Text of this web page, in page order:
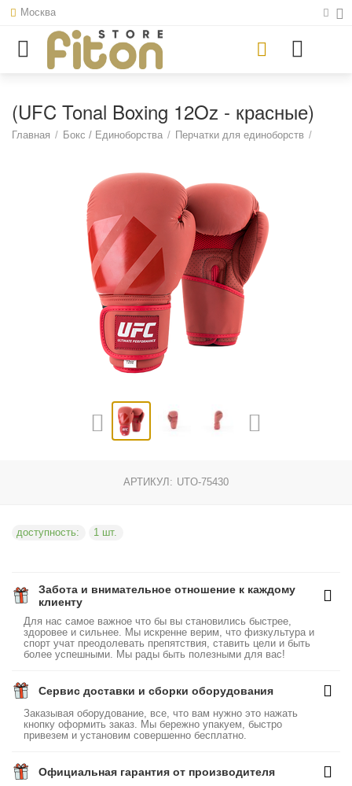
Москва
(UFC Tonal Boxing 12Oz - красные)
Главная / Бокс / Единоборства / Перчатки для единоборств /
АРТИКУЛ: UTO-75430
доступность: 1 шт.
Забота и внимательное отношение к каждому
клиенту
Для нас самое важное что бы вы становились быстрее,
здоровее и сильнее. Мы искренне верим, что физкультура и
спорт учат преодолевать препятствия, ставить цели и быть
более успешными. Мы рады быть полезными для вас!
Сервис доставки и сборки оборудования
Заказывая оборудование, все, что вам нужно это нажать
кнопку оформить заказ. Мы бережно упакуем, быстро
привезем и установим совершенно бесплатно.
Официальная гарантия от производителя